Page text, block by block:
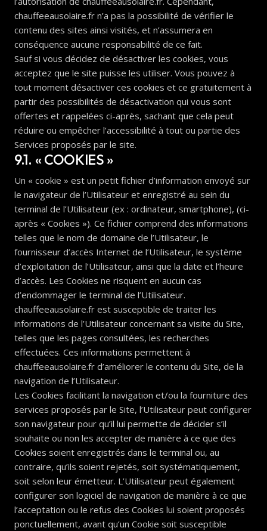
chauffeeausolaire.fr n’a pas la possibilité de vérifier le
contenu des sites ainsi visités, et n’assumera en
conséquence aucune responsabilité de ce fait.
Sauf si vous décidez de désactiver les cookies, vous
acceptez que le site puisse les utiliser. Vous pouvez à
tout moment désactiver ces cookies et ce gratuitement à
partir des possibilités de désactivation qui vous sont
offertes et rappelées ci-après, sachant que cela peut
réduire ou empêcher l’accessibilité à tout ou partie des
Services proposés par le site.
9.1. « COOKIES »
Un « cookie » est un petit fichier d’information envoyé sur
le navigateur de l’Utilisateur et enregistré au sein du
terminal de l’Utilisateur (ex : ordinateur, smartphone), (ci-
après « Cookies »). Ce fichier comprend des informations
telles que le nom de domaine de l’Utilisateur, le
fournisseur d’accès Internet de l’Utilisateur, le système
d’exploitation de l’Utilisateur, ainsi que la date et l’heure
d’accès. Les Cookies ne risquent en aucun cas
d’endommager le terminal de l’Utilisateur.
chauffeeausolaire.fr est susceptible de traiter les
informations de l’Utilisateur concernant sa visite du Site,
telles que les pages consultées, les recherches
effectuées. Ces informations permettent à
chauffeeausolaire.fr d’améliorer le contenu du Site, de la
navigation de l’Utilisateur.
Les Cookies facilitant la navigation et/ou la fourniture des
services proposés par le Site, l’Utilisateur peut configurer
son navigateur pour qu’il lui permette de décider s’il
souhaite ou non les accepter de manière à ce que des
Cookies soient enregistrés dans le terminal ou, au
contraire, qu’ils soient rejetés, soit systématiquement,
soit selon leur émetteur. L’Utilisateur peut également
configurer son logiciel de navigation de manière à ce que
l’acceptation ou le refus des Cookies lui soient proposés
ponctuellement, avant qu’un Cookie soit susceptible